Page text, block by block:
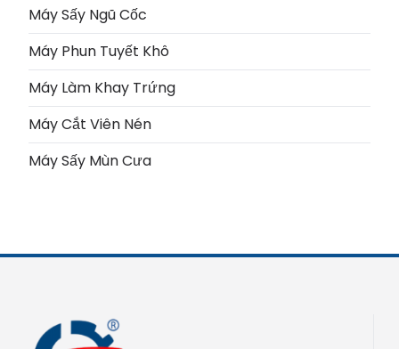
Máy Sấy Ngũ Cốc
Máy Phun Tuyết Khô
Máy Làm Khay Trứng
Máy Cắt Viên Nén
Máy Sấy Mùn Cưa